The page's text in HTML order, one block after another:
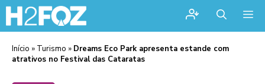
Início » Turismo » Dreams Eco Park apresenta estande com
atrativos no Festival das Cataratas